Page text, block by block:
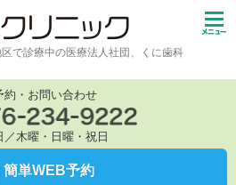
で診療中の医療法人社団、くに歯科
約・お問い合わせ
／木曜・日曜・祝日
簡単WEB予約